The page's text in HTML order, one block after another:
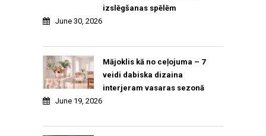
izslēgšanas spēlēm
June 30, 2026
Mājoklis kā no ceļojuma – 7
veidi dabiska dizaina
interjeram vasaras sezonā
June 19, 2026